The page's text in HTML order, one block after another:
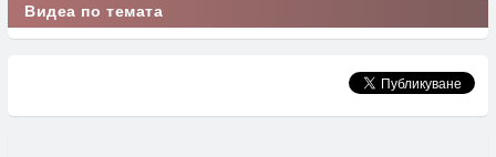
Видеа по темата